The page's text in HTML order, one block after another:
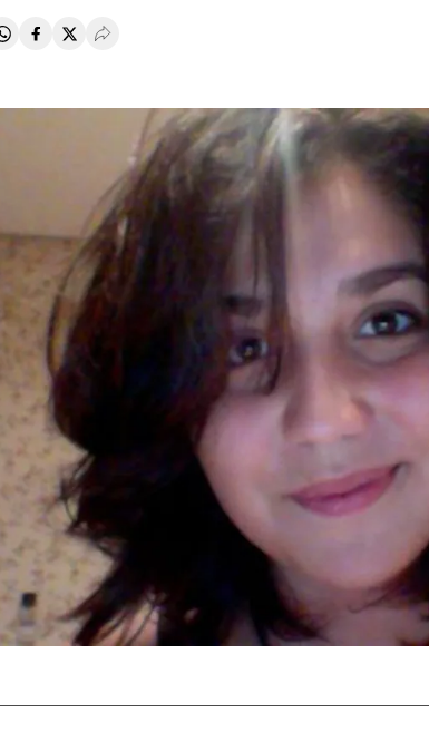
Compartir en Whatsapp
Compartir en Facebook
Compartir en Twitter
Desplegar Redes Sociales